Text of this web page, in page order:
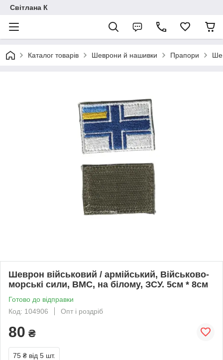
Світлана К
Каталог товарів Шеврони й нашивки Прапори
Шеврон військовий / армійський, Військово-
морські сили, ВМС, на білому, ЗСУ. 5см * 8см
Готово до відправки
Код: 104906
Опт і роздріб
80 ₴
75 ₴ від 5 шт.